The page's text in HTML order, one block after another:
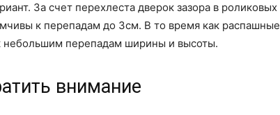
За счет перехлеста дверок зазора в роликовых
к перепадам до 3см. В то время как распашные
небольшим перепадам ширины и высоты.
внимание